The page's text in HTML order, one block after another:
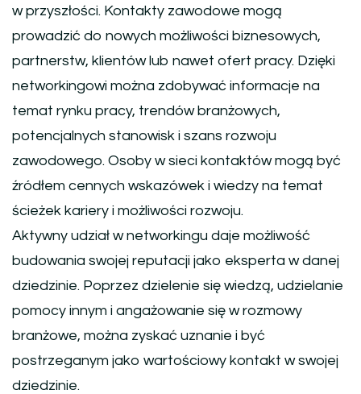
w przyszłości. Kontakty zawodowe mogą
prowadzić do nowych możliwości biznesowych,
partnerstw, klientów lub nawet ofert pracy. Dzięki
networkingowi można zdobywać informacje na
temat rynku pracy, trendów branżowych,
potencjalnych stanowisk i szans rozwoju
zawodowego. Osoby w sieci kontaktów mogą być
źródłem cennych wskazówek i wiedzy na temat
ścieżek kariery i możliwości rozwoju.
Aktywny udział w networkingu daje możliwość
budowania swojej reputacji jako eksperta w danej
dziedzinie. Poprzez dzielenie się wiedzą, udzielanie
pomocy innym i angażowanie się w rozmowy
branżowe, można zyskać uznanie i być
postrzeganym jako wartościowy kontakt w swojej
dziedzinie.